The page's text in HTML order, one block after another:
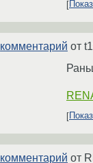
комментарий от
комментарий от